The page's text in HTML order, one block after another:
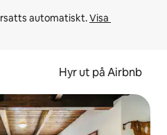
automatiskt. Visa
Hyr ut på Airbnb